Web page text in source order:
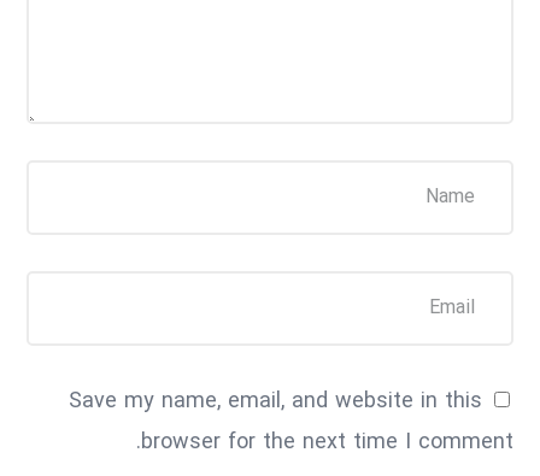
Save my name, email, and website in this
browser for the next time I comment.